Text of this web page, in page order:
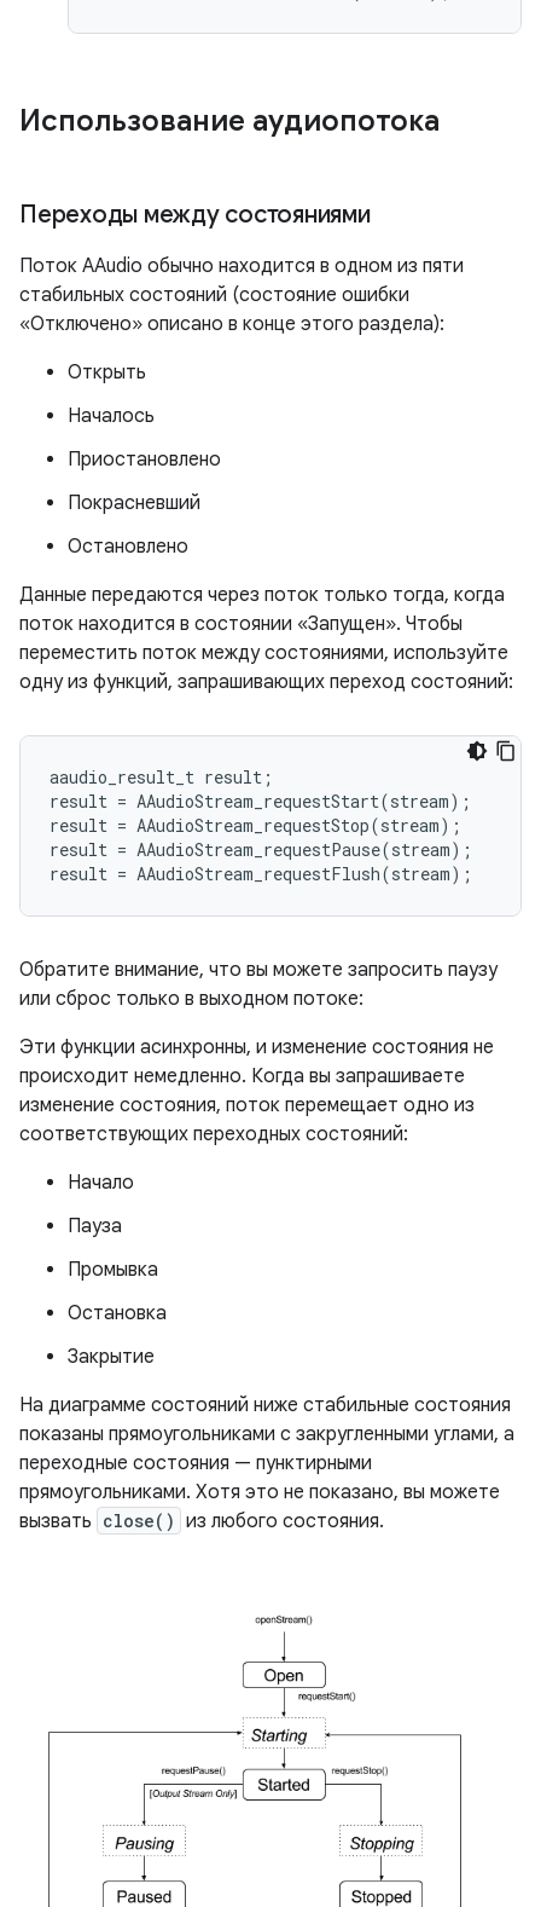
Использование аудиопотока
Переходы между состояниями
Поток AAudio обычно находится в одном из пяти
стабильных состояний (состояние ошибки
«Отключено» описано в конце этого раздела):
Открыть
Началось
Приостановлено
Покрасневший
Остановлено
Данные передаются через поток только тогда, когда
поток находится в состоянии «Запущен». Чтобы
переместить поток между состояниями, используйте
одну из функций, запрашивающих переход состояний:
aaudio_result_t result ;
result = AAudioStream_requestStart(stream);
result = AAudioStream_requestStop(stream);
result = AAudioStream_requestPause(stream);
result = AAudioStream_requestFlush(stream);
Обратите внимание, что вы можете запросить паузу
или сброс только в выходном потоке:
Эти функции асинхронны, и изменение состояния не
происходит немедленно. Когда вы запрашиваете
изменение состояния, поток перемещает одно из
соответствующих переходных состояний:
Начало
Пауза
Промывка
Остановка
Закрытие
На диаграмме состояний ниже стабильные состояния
показаны прямоугольниками с закругленными углами, а
переходные состояния — пунктирными
прямоугольниками. Хотя это не показано, вы можете
вызвать close() из любого состояния.